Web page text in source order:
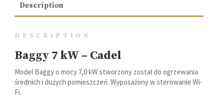
Description
DESCRIPTION
Baggy 7 kW – Cadel
Model Baggy o mocy 7,0 kW stworzony został do ogrzewania
średnich i dużych pomieszczeń. Wyposażony w sterowanie Wi-
Fi.